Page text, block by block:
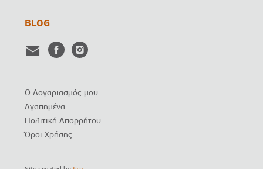
BLOG
Ο Λογαριασμός μου
Αγαπημένα
Πολιτική Απορρήτου
Όροι Χρήσης